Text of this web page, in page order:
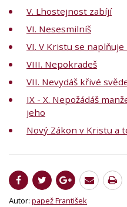
V. Lhostejnost zabíjí
VI. Nesesmilníš
VI. V Kristu se
VIII. Nepokradeš
VII. Nevydáš křivé
IX - X. Nepožádáš
jeho
Nový Zákon v Kristu a
Autor: papež František